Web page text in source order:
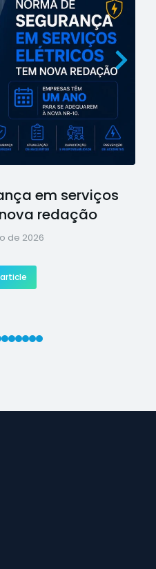
em serviços
redação
de 2026